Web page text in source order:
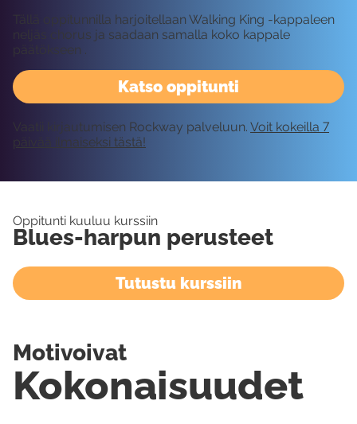
Katso oppitunti
Tällä oppitunnilla harjoitellaan Walking King -kappaleen
neljäs chorus ja saadaan samalla koko kappale
päätökseen .
Vaatii kirjautumisen Rockway palveluun. Voit kokeilla 7
päivää ilmaiseksi tästä!
Oppitunti kuuluu kurssiin
Blues-harpun perusteet
Tutustu kurssiin
Kokonaisuudet
Motivoivat